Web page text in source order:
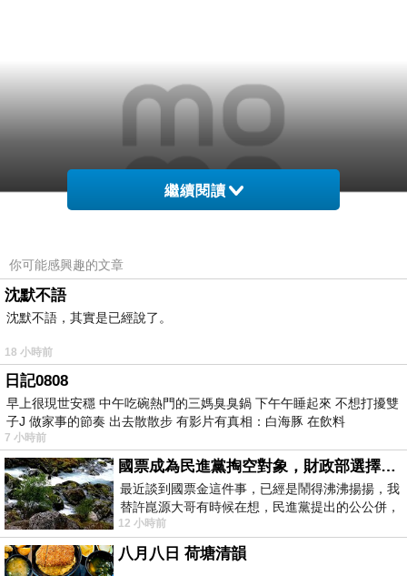
商品網址
http://www.momoshop.com.tw/goods/GoodsDet
ail.jsp?
i_code=2854226&memid=6000000188&cid=a
puad&oid=1&osm=league
商品訊息功能 :
繼續閱讀
你可能感興趣的文章
沈默不語
沈默不語，其實是已經說了。
18 小時前
日記0808
早上很現世安穩 中午吃碗熱門的三媽臭臭鍋 下午午睡起來 不想打擾雙
子J 做家事的節奏 出去散散步 有影片有真相：白海豚 在飲料
7 小時前
國票成為民進黨掏空對象，財政部選擇性失憶
最近談到國票金這件事，已經是鬧得沸沸揚揚，我
替許崑源大哥有時候在想，民進黨提出的公公併，
其實就是想要國庫通黨庫，鬧出最大的醜
12 小時前
八月八日 荷塘清韻